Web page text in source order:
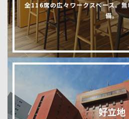
全116席の広々ワークスペース。
備。
好立地